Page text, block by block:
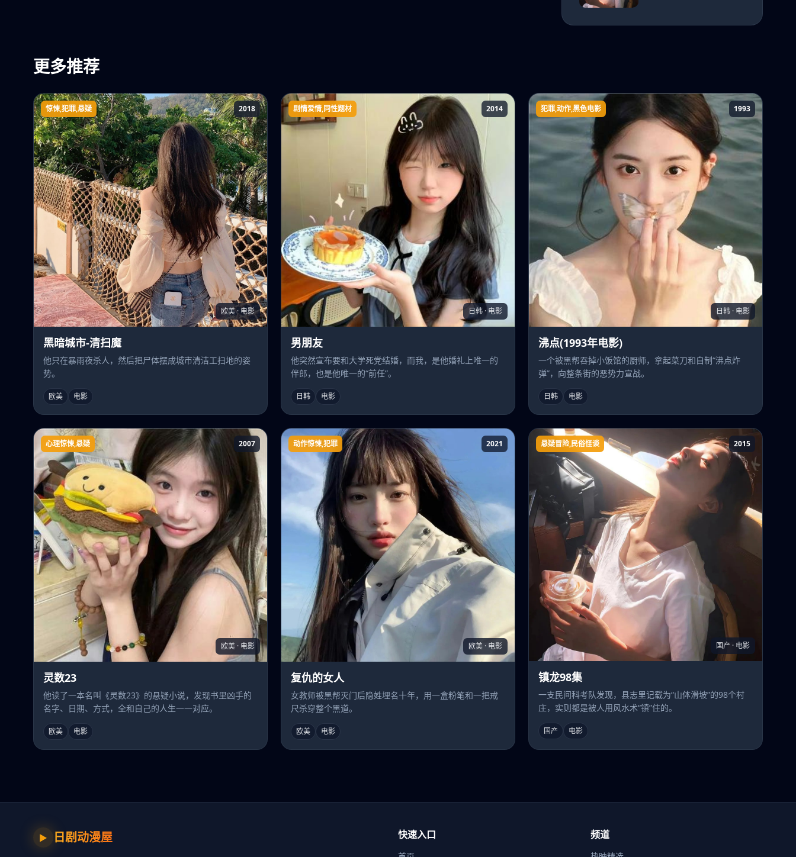
更多推荐
黑暗城市-清扫魔
惊悚,犯罪,悬疑 2018
欧美 · 电影
黑暗城市-清扫魔
他只在暴雨夜杀人，然后把尸体摆成城市清洁工扫地的姿
势。
欧美 电影
男朋友
剧情爱情,同性题材 2014
日韩 · 电影
男朋友
他突然宣布要和大学死党结婚，而我，是他婚礼上唯一的
伴郎，也是他唯一的“前任”。
日韩 电影
沸点(1993年电影)
犯罪,动作,黑色电影 1993
日韩 · 电影
沸点(1993年电影)
一个被黑帮吞掉小饭馆的厨师，拿起菜刀和自制“沸点炸
弹”，向整条街的恶势力宣战。
日韩 电影
灵数23
心理惊悚,悬疑 2007
欧美 · 电影
灵数23
他读了一本名叫《灵数23》的悬疑小说，发现书里凶手的
名字、日期、方式，全和自己的人生一一对应。
欧美 电影
复仇的女人
动作惊悚,犯罪 2021
欧美 · 电影
复仇的女人
女教师被黑帮灭门后隐姓埋名十年，用一盒粉笔和一把戒
尺杀穿整个黑道。
欧美 电影
镇龙98集
悬疑冒险,民俗怪谈 2015
国产 · 电影
镇龙98集
一支民间科考队发现，县志里记载为“山体滑坡”的98个村
庄，实则都是被人用风水术“镇”住的。
国产 电影
▶ 日剧动漫屋 快速入口 频道